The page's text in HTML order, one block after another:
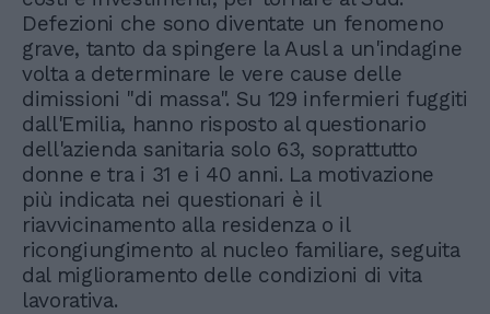
Defezioni che sono diventate un fenomeno
grave, tanto da spingere la Ausl a un'indagine
volta a determinare le vere cause delle
dimissioni "di massa". Su 129 infermieri fuggiti
dall'Emilia, hanno risposto al questionario
dell'azienda sanitaria solo 63, soprattutto
donne e tra i 31 e i 40 anni. La motivazione
più indicata nei questionari è il
riavvicinamento alla residenza o il
ricongiungimento al nucleo familiare, seguita
dal miglioramento delle condizioni di vita
lavorativa.